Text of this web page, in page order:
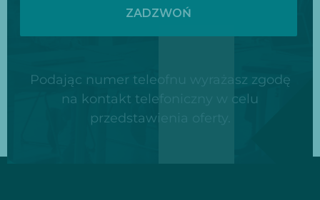
ZADZWOŃ
Podając numer teleofnu wyrażasz zgodę
na kontakt telefoniczny w celu
przedstawienia oferty.